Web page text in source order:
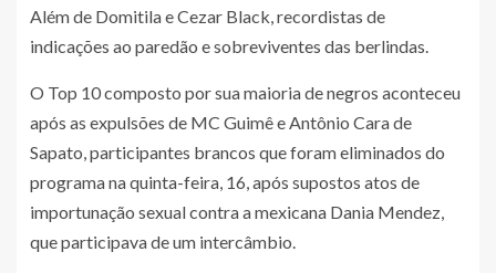
Além de Domitila e Cezar Black, recordistas de
indicações ao paredão e sobreviventes das berlindas.
O Top 10 composto por sua maioria de negros aconteceu
após as expulsões de MC Guimê e Antônio Cara de
Sapato, participantes brancos que foram eliminados do
programa na quinta-feira, 16, após supostos atos de
importunação sexual contra a mexicana Dania Mendez,
que participava de um intercâmbio.